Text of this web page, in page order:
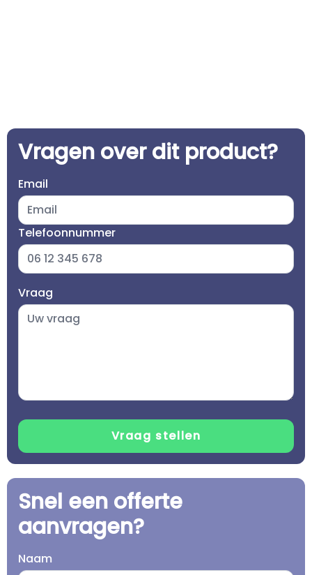
Vragen over dit product?
Email
Telefoonnummer
Vraag
Snel een offerte
aanvragen?
Naam